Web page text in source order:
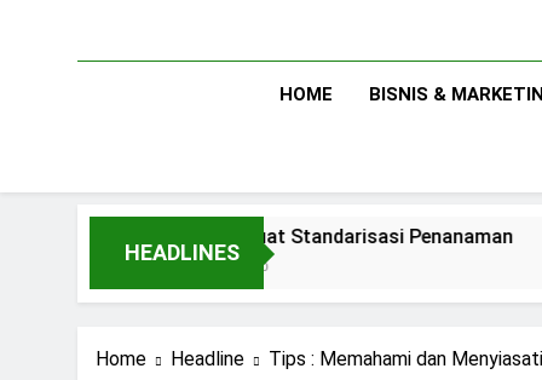
HOME BISNIS &
HEADLINES
Membuat Standarisasi Penanaman
2
Home Headline Tips : Memahami dan